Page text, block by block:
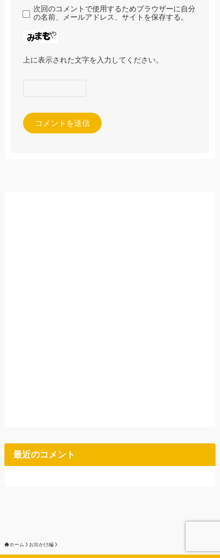
次回のコメントで使用するためブラウザーに自分
の名前、メールアドレス、サイトを保存する。
上に表示された文字を入力してください。
最近のコメント
ホーム お出かけ編